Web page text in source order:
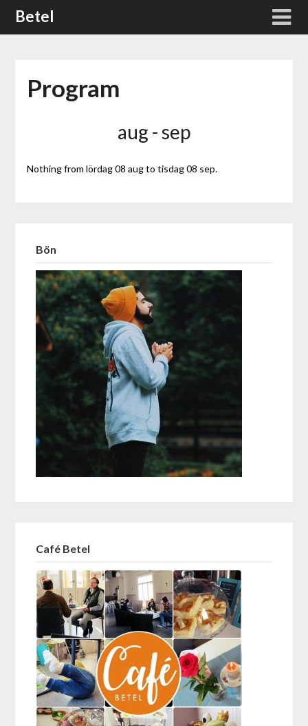
SkipBetel
Program
aug - sep
Nothing from lördag 08 aug to tisdag 08 sep.
Bön
Café Betel